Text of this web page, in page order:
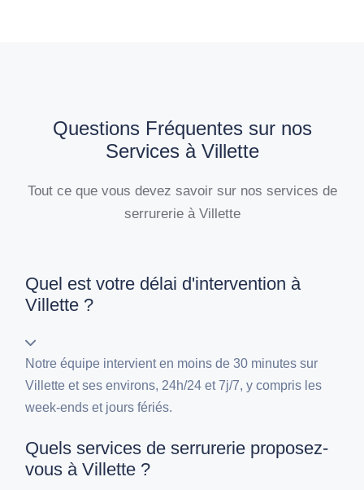
Questions Fréquentes sur nos
Services à Villette
Tout ce que vous devez savoir sur nos services de
serrurerie à Villette
Quel est votre délai d'intervention à
Villette ?
Notre équipe intervient en moins de 30 minutes sur
Villette et ses environs, 24h/24 et 7j/7, y compris les
week-ends et jours fériés.
Quels services de serrurerie proposez-
vous à Villette ?